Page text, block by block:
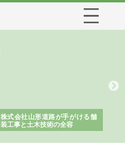
株式会社山形道路が手がける舗
装工事と土木技術の全容